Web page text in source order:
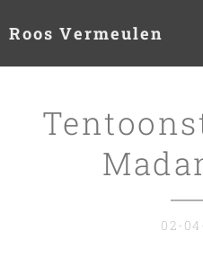
Roos Vermeulen
02-